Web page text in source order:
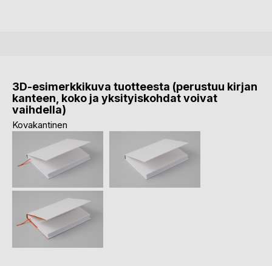
3D-esimerkkikuva tuotteesta (perustuu kirjan
kanteen, koko ja yksityiskohdat voivat
vaihdella)
Kovakantinen